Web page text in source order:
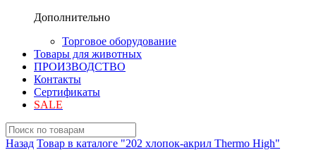
Дополнительно
Торговое оборудование
Товары для животных
ПРОИЗВОДСТВО
Контакты
Сертификаты
SALE
Назад Товар в каталоге "202 хлопок-акрил Thermo High"